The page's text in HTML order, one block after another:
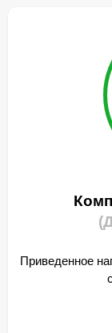
Приведенное